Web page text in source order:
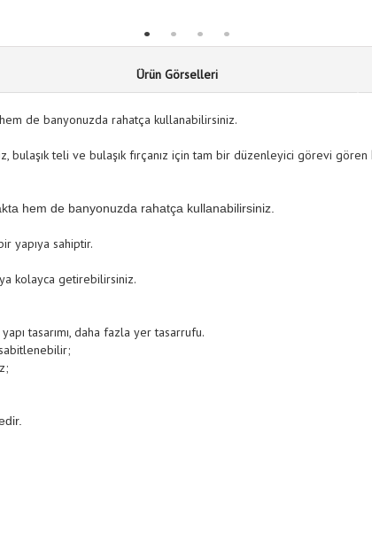
Ürün Görselleri
de banyonuzda rahatça kullanabilirsiniz.
bulaşık teli ve bulaşık fırçanız için tam bir düzenleyici görevi gören
hem de banyonuzda rahatça kullanabilirsiniz.
yapıya sahiptir.
kolayca getirebilirsiniz.
tasarımı, daha fazla yer tasarrufu.